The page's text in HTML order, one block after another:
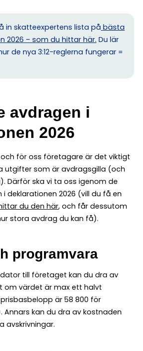
in skatteexpertens lista på bästa
2026 – som du hittar här. Du lär
de nya 3:12-reglerna fungerar =
avdragen i
2026
och för oss företagare är det viktigt
utgifter som är avdragsgilla (och
Därför ska vi ta oss igenom de
deklarationen 2026 (vill du få en
du den här, och får dessutom
stora avdrag du kan få).
programvara
till företaget kan du dra av
om värdet är max ett halvt
är 58 800 för
Annars kan du dra av kostnaden
avskrivningar.